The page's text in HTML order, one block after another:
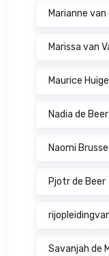
Marianne van
Marissa van
Maurice
Nadia de Beer
Naomi
Pjotr de Beer
Savanjah de